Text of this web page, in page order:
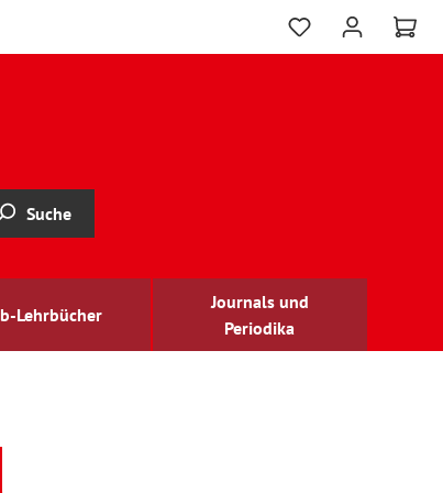
Suche
Lehrbücher
Journals und
Periodika